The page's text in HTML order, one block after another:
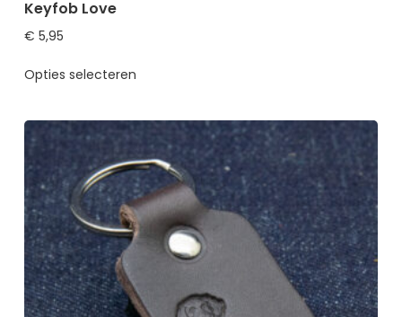
Keyfob Love
€ 5,95
Opties selecteren